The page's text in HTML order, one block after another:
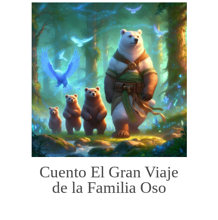
Cuento El Gran Viaje
de la Familia Oso